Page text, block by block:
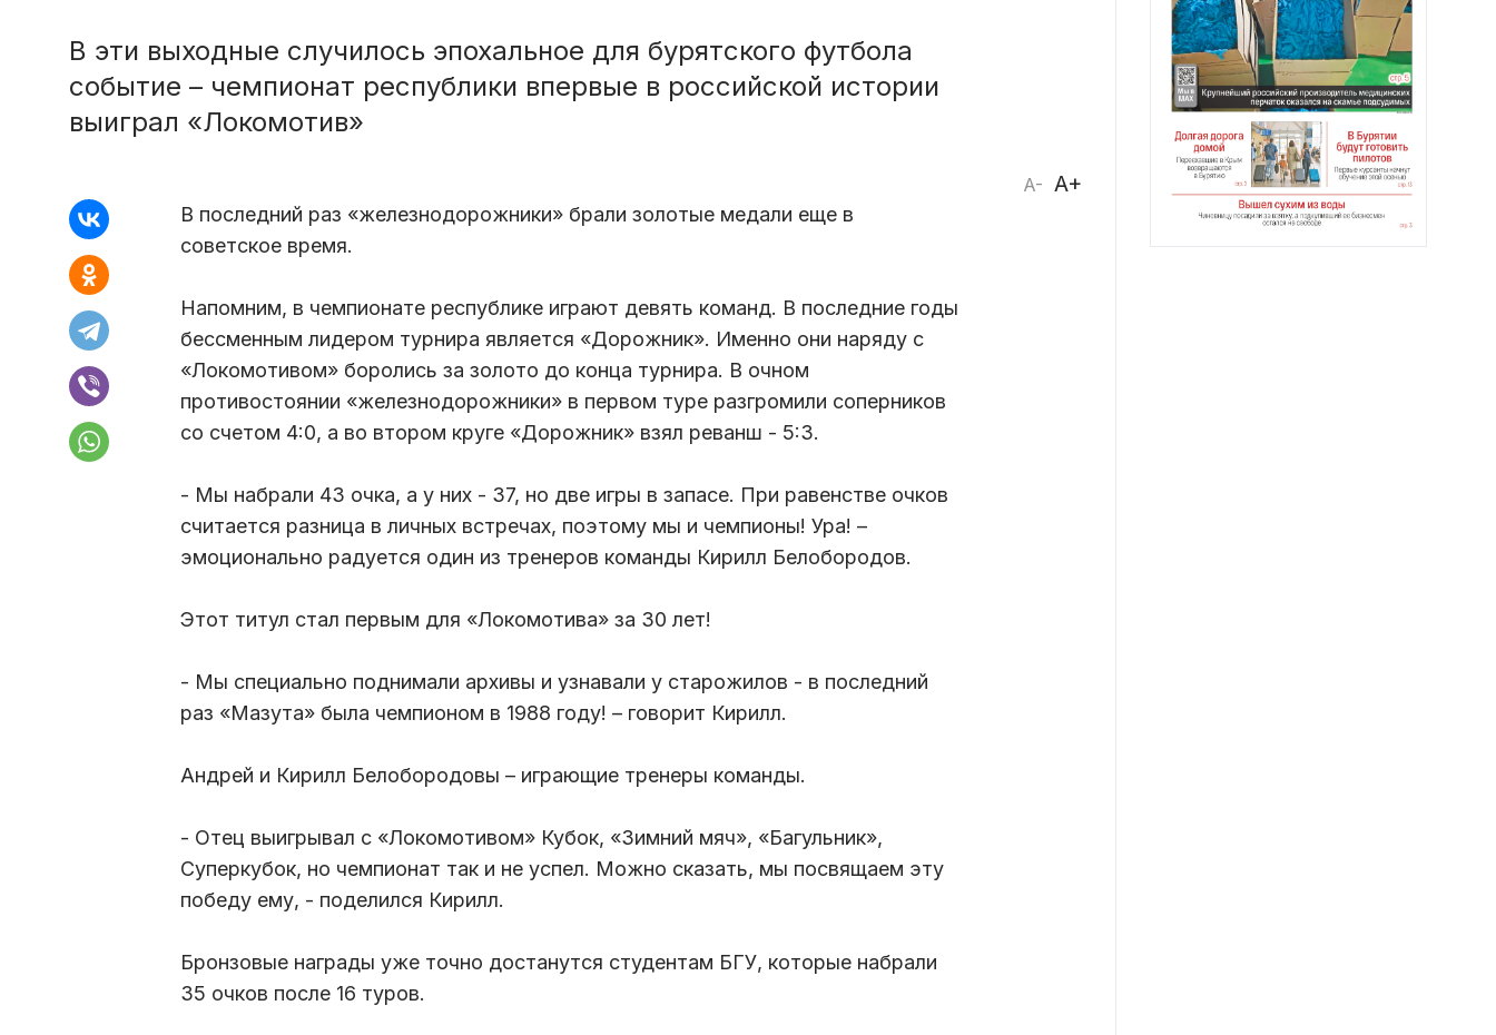
В эти выходные случилось эпохальное для бурятского футбола
событие – чемпионат республики впервые в российской истории
выиграл «Локомотив»
A- A+
В последний раз «железнодорожники» брали золотые медали еще в
советское время.
Напомним, в чемпионате республике играют девять команд. В последние годы
бессменным лидером турнира является «Дорожник». Именно они наряду с
«Локомотивом» боролись за золото до конца турнира. В очном
противостоянии «железнодорожники» в первом туре разгромили соперников
со счетом 4:0, а во втором круге «Дорожник» взял реванш - 5:3.
- Мы набрали 43 очка, а у них - 37, но две игры в запасе. При равенстве очков
считается разница в личных встречах, поэтому мы и чемпионы! Ура! –
эмоционально радуется один из тренеров команды Кирилл Белобородов.
Этот титул стал первым для «Локомотива» за 30 лет!
- Мы специально поднимали архивы и узнавали у старожилов - в последний
раз «Мазута» была чемпионом в 1988 году! – говорит Кирилл.
Андрей и Кирилл Белобородовы – играющие тренеры команды.
- Отец выигрывал с «Локомотивом» Кубок, «Зимний мяч», «Багульник»,
Суперкубок, но чемпионат так и не успел. Можно сказать, мы посвящаем эту
победу ему, - поделился Кирилл.
Бронзовые награды уже точно достанутся студентам БГУ, которые набрали
35 очков после 16 туров.